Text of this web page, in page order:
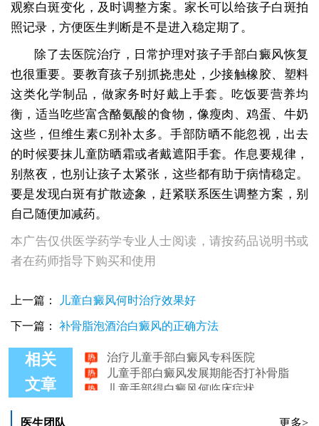
观察白斑变化，及时调整方案。家长可以给孩子白斑拍
照记录，方便医生判断是不是进入稳定期了。
除了去医院治疗，日常护理对孩子手部白癜风恢复
也很重要。要教育孩子别抓挠患处，少接触橡胶、塑料
这类化学制品，做家务时好戴上手套。吃饭要营养均
衡，适当吃些富含酪氨酸的食物，像瘦肉、鸡蛋、牛奶
这些，但维生素C别补太多。手部防晒不能忽视，出去
的时候要抹儿童防晒霜或者戴遮阳手套。作息要规律，
别熬夜，也别让孩子太紧张，这些都有助于病情稳定。
要是发现白斑有扩散迹象，赶紧联系医生调整方案，别
自己随便加减药。
本广告仅供医学药学专业人士阅读，请按药品说明书或
者在药师指导下购买和使用
上一篇： 儿童白癜风何时治疗效果好
下一篇： 补骨脂泡酒治白癜风的正确方法
相关
文章
儿童手部白癜风发展期能否打补骨脂
儿童手部得白癜风何临床症状
儿童手部白癜风应该怎么护理?
医生团队
更多>